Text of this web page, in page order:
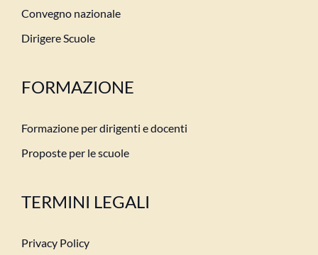
Convegno nazionale
Dirigere Scuole
FORMAZIONE
Formazione per dirigenti e docenti
Proposte per le scuole
TERMINI LEGALI
Privacy Policy